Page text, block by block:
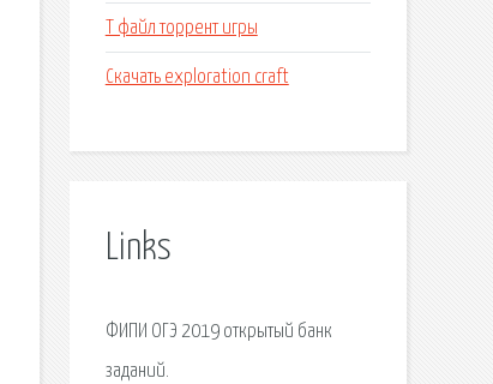
Т файл торрент игры
Скачать exploration craft
Links
ФИПИ ОГЭ 2019 открытый банк
заданий.